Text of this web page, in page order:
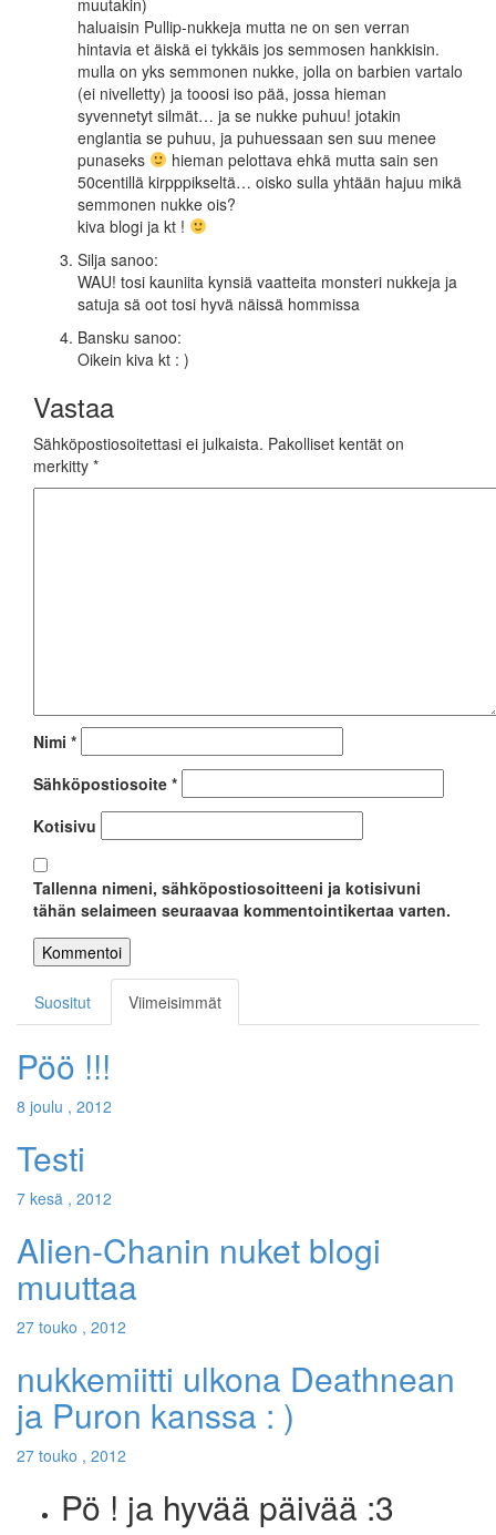
muutakin)
haluaisin Pullip-nukkeja mutta ne on sen verran
hintavia et äiskä ei tykkäis jos semmosen hankkisin.
mulla on yks semmonen nukke, jolla on barbien vartalo
(ei nivelletty) ja tooosi iso pää, jossa hieman
syvennetyt silmät… ja se nukke puhuu! jotakin
englantia se puhuu, ja puhuessaan sen suu menee
punaseks
hieman pelottava ehkä mutta sain sen
50centillä kirpppikseltä… oisko sulla yhtään hajuu mikä
semmonen nukke ois?
kiva blogi ja kt !
Silja sanoo:
WAU! tosi kauniita kynsiä vaatteita monsteri nukkeja ja
satuja sä oot tosi hyvä näissä hommissa
Bansku sanoo:
Oikein kiva kt : )
Vastaa
Sähköpostiosoitettasi ei julkaista. Pakolliset kentät on
merkitty *
Nimi *
Sähköpostiosoite *
Kotisivu
Tallenna nimeni, sähköpostiosoitteeni ja kotisivuni
tähän selaimeen seuraavaa kommentointikertaa varten.
Suositut Viimeisimmät
Pöö !!!
8 joulu , 2012
Testi
7 kesä , 2012
Alien-Chanin nuket blogi
muuttaa
27 touko , 2012
nukkemiitti ulkona Deathnean
ja Puron kanssa : )
27 touko , 2012
Pö ! ja hyvää päivää :3